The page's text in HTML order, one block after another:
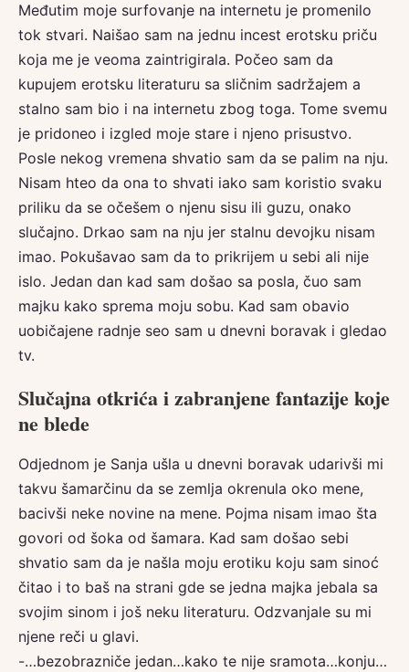
Međutim moje surfovanje na internetu je promenilo
tok stvari. Naišao sam na jednu incest erotsku priču
koja me je veoma zaintrigirala. Počeo sam da
kupujem erotsku literaturu sa sličnim sadržajem a
stalno sam bio i na internetu zbog toga. Tome svemu
je pridoneo i izgled moje stare i njeno prisustvo.
Posle nekog vremena shvatio sam da se palim na nju.
Nisam hteo da ona to shvati iako sam koristio svaku
priliku da se očešem o njenu sisu ili guzu, onako
slučajno. Drkao sam na nju jer stalnu devojku nisam
imao. Pokušavao sam da to prikrijem u sebi ali nije
islo. Jedan dan kad sam došao sa posla, čuo sam
majku kako sprema moju sobu. Kad sam obavio
uobičajene radnje seo sam u dnevni boravak i gledao
tv.
Slučajna otkrića i zabranjene fantazije koje
ne blede
Odjednom je Sanja ušla u dnevni boravak udarivši mi
takvu šamarčinu da se zemlja okrenula oko mene,
bacivši neke novine na mene. Pojma nisam imao šta
govori od šoka od šamara. Kad sam došao sebi
shvatio sam da je našla moju erotiku koju sam sinoć
čitao i to baš na strani gde se jedna majka jebala sa
svojim sinom i još neku literaturu. Odzvanjale su mi
njene reči u glavi.
-…bezobrazniče jedan…kako te nije sramota…konju…